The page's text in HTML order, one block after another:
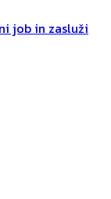
job in zasluži